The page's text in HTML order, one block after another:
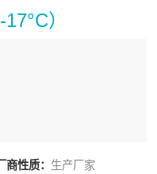
）
商性质： 生产厂家